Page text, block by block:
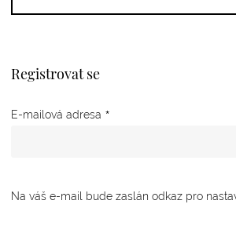
Registrovat se
E-mailová adresa *Povinné
Na váš e-mail bude zaslán odkaz pro